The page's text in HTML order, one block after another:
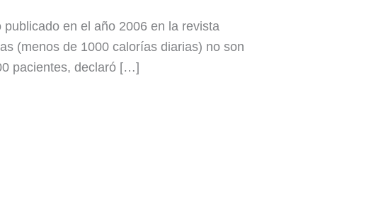
en el año 2006 en la revista
(menos de 1000 calorías diarias) no son
pacientes, declaró […]